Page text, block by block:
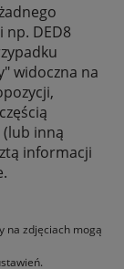
np. DED8
widoczna na
(lub inną
informacji
na zdjęciach mogą